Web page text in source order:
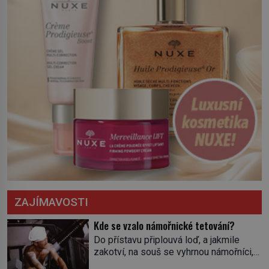
ZAJÍMAVOSTI
Kde se vzalo námořnické tetování?
Do přístavu připlouvá loď, a jakmile
zakotví, na souš se vyhrnou námořníci,